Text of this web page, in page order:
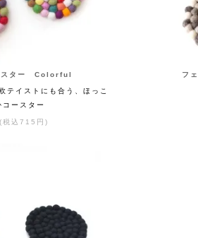
スター Colorful
テイストにも合う、ほっこ
コースター
込715円)
フ